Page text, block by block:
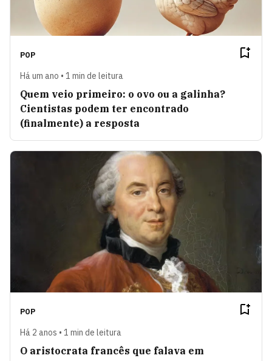
POP
Há um ano • 1 min de leitura
Quem veio primeiro: o ovo ou a galinha?
Cientistas podem ter encontrado
(finalmente) a resposta
POP
Há 2 anos • 1 min de leitura
O aristocrata francês que falava em